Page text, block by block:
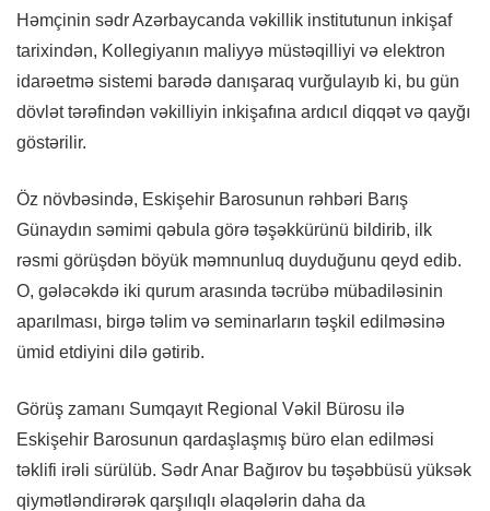
Həmçinin sədr Azərbaycanda vəkillik institutunun inkişaf
tarixindən, Kollegiyanın maliyyə müstəqilliyi və elektron
idarəetmə sistemi barədə danışaraq vurğulayıb ki, bu gün
dövlət tərəfindən vəkilliyin inkişafına ardıcıl diqqət və qayğı
göstərilir.
Öz növbəsində, Eskişehir Barosunun rəhbəri Barış
Günaydın səmimi qəbula görə təşəkkürünü bildirib, ilk
rəsmi görüşdən böyük məmnunluq duyduğunu qeyd edib.
O, gələcəkdə iki qurum arasında təcrübə mübadiləsinin
aparılması, birgə təlim və seminarların təşkil edilməsinə
ümid etdiyini dilə gətirib.
Görüş zamanı Sumqayıt Regional Vəkil Bürosu ilə
Eskişehir Barosunun qardaşlaşmış büro elan edilməsi
təklifi irəli sürülüb. Sədr Anar Bağırov bu təşəbbüsü yüksək
qiymətləndirərək qarşılıqlı əlaqələrin daha da